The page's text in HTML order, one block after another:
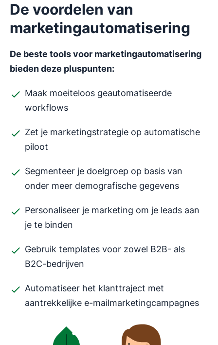
De voordelen van
marketingautomatisering
De beste tools voor marketingautomatisering
bieden deze pluspunten:
Maak moeiteloos geautomatiseerde
workflows
Zet je marketingstrategie op automatische
piloot
Segmenteer je doelgroep op basis van
onder meer demografische gegevens
Personaliseer je marketing om je leads aan
je te binden
Gebruik templates voor zowel B2B- als
B2C-bedrijven
Automatiseer het klanttraject met
aantrekkelijke e-mailmarketingcampagnes